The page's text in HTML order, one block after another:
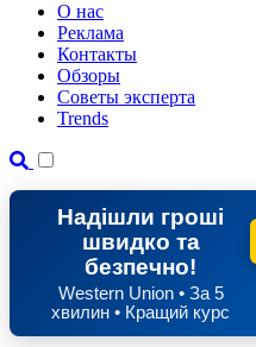
О нас
Реклама
Контакты
Обзоры
Советы эксперта
Trends
Надішли гроші
швидко та
безпечно!
Western Union • За 5
хвилин • Кращий курс